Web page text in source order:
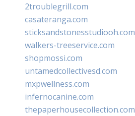
2troublegrill.com
casateranga.com
sticksandstonesstudiooh.com
walkers-treeservice.com
shopmossi.com
untamedcollectivesd.com
mxpwellness.com
infernocanine.com
thepaperhousecollection.com